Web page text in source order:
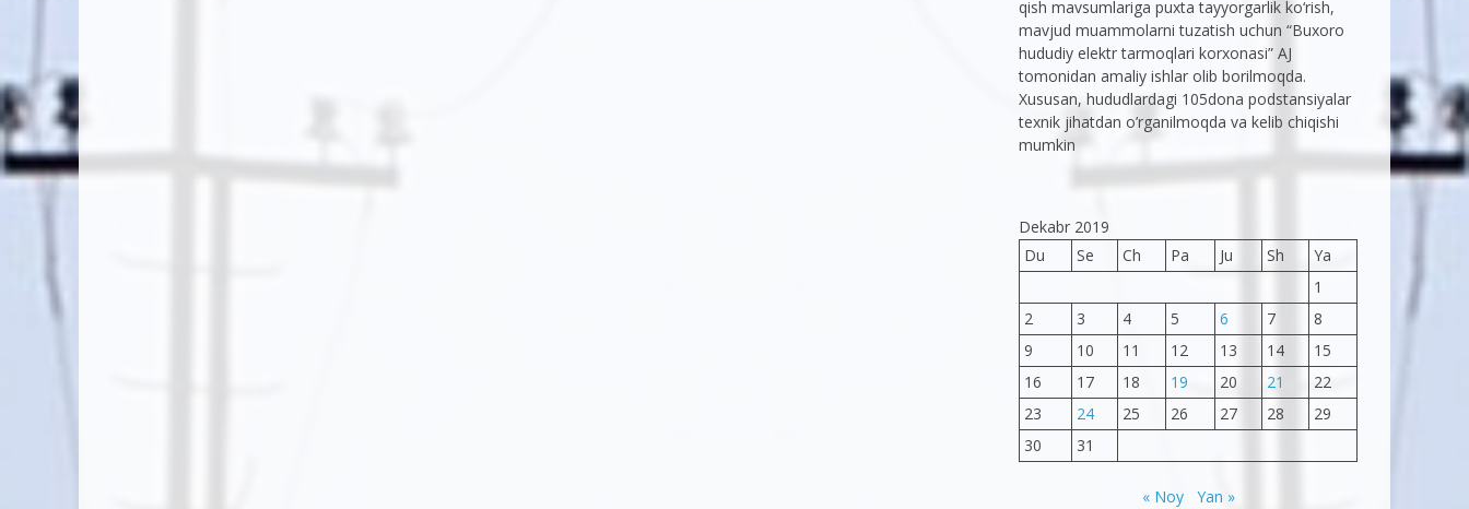
qish mavsumlariga puxta tayyorgarlik ko‘rish,
mavjud muammolarni tuzatish uchun “Buxoro
hududiy elektr tarmoqlari korxonasi” AJ
tomonidan amaliy ishlar olib borilmoqda.
Xususan, hududlardagi 105dona podstansiyalar
texnik jihatdan o’rganilmoqda va kelib chiqishi
mumkin
Dekabr 2019
Du
Se Ch Pa Ju Sh
Ya
1
2
3 4 5 6 7
8
9
10 11 12 13 14
15
16
17 18 19 20 21
22
23
24 25 26 27 28
29
30
31
« Noy Yan »